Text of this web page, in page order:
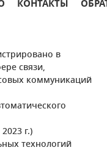
КОНТАКТЫ
в
связи,
коммуникаций
г.)
технологий